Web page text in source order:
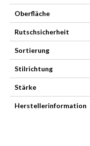
Oberfläche
Rutschsicherheit
Sortierung
Stilrichtung
Stärke
Herstellerinformation